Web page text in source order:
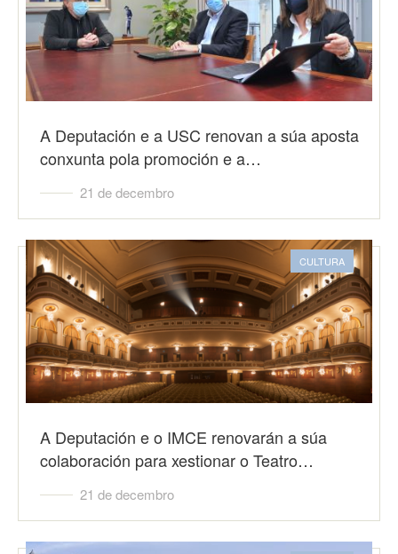
A Deputación e a USC renovan a súa aposta
conxunta pola promoción e a…
21 de decembro
CULTURA
A Deputación e o IMCE renovarán a súa
colaboración para xestionar o Teatro…
21 de decembro